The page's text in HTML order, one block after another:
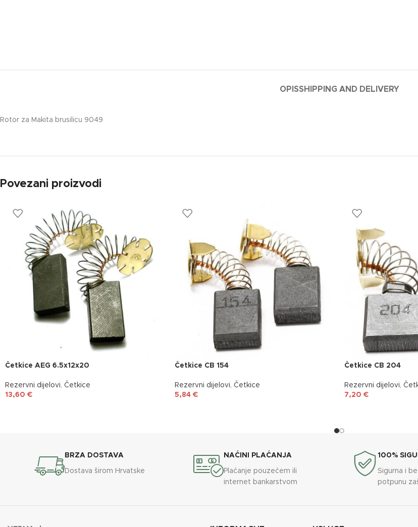
OPISSHIPPING AND DELIVERY
Rotor za Makita brusilicu 9049
Povezani proizvodi
Četkice AEG 6.5x12x20
Rezervni dijelovi, Četkice
13,60 €
Četkice CB 154
Rezervni dijelovi, Četkice
5,84 €
Četkice CB 204
Rezervni dijelovi,
7,20 €
BRZA DOSTAVA
Dostava širom Hrvatske
NAĆINI PLAĆANJA
Plaćanje pouzećem ili
internet bankarstvom
100%
Sigurna i
potpunu